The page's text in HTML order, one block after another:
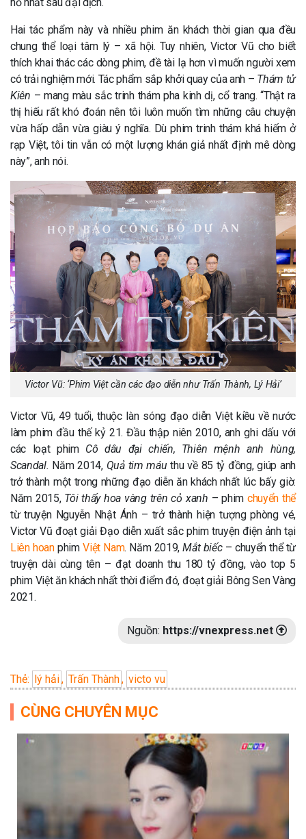
nổ nhất sau đại dịch.
Hai tác phẩm này và nhiều phim ăn khách thời gian qua đều
chung thể loại tâm lý – xã hội. Tuy nhiên, Victor Vũ cho biết
thích khai thác các dòng phim, đề tài lạ hơn vì muốn người xem
có trải nghiệm mới. Tác phẩm sắp khởi quay của anh – Thám tử
Kiên – mang màu sắc trinh thám pha kinh dị, cổ trang. “Thật ra
thị hiếu rất khó đoán nên tôi luôn muốn tìm những câu chuyện
vừa hấp dẫn vừa giàu ý nghĩa. Dù phim trinh thám khá hiếm ở
rạp Việt, tôi tin vẫn có một lượng khán giả nhất định mê dòng
này”, anh nói.
Victor Vũ: ‘Phim Việt cần các đạo diễn như Trấn Thành, Lý Hải’
Victor Vũ, 49 tuổi, thuộc làn sóng đạo diễn Việt kiều về nước
làm phim đầu thế kỷ 21. Đầu thập niên 2010, anh ghi dấu với
các loạt phim Cô dâu đại chiến, Thiên mệnh anh hùng,
Scandal. Năm 2014,Quả tim máu thu về 85 tỷ đồng, giúp anh
trở thành một trong những đạo diễn ăn khách nhất lúc bấy giờ.
Năm 2015,Tôi thấy hoa vàng trên cỏ xanh – phim chuyển thể
từ truyện Nguyễn Nhật Ánh – trở thành hiện tượng phòng vé,
Victor Vũ đoạt giải Đạo diễn xuất sắc phim truyện điện ảnh tại
Liên hoanphimViệt Nam. Năm 2019,Mắt biếc – chuyển thể từ
truyện dài cùng tên – đạt doanh thu 180 tỷ đồng, vào top 5
phim Việt ăn khách nhất thời điểm đó, đoạt giải Bông Sen Vàng
2021.
Nguồn: https://vnexpress.net
Thẻ: lý hải, Trấn Thành, victo vu
CÙNG CHUYÊN MỤC